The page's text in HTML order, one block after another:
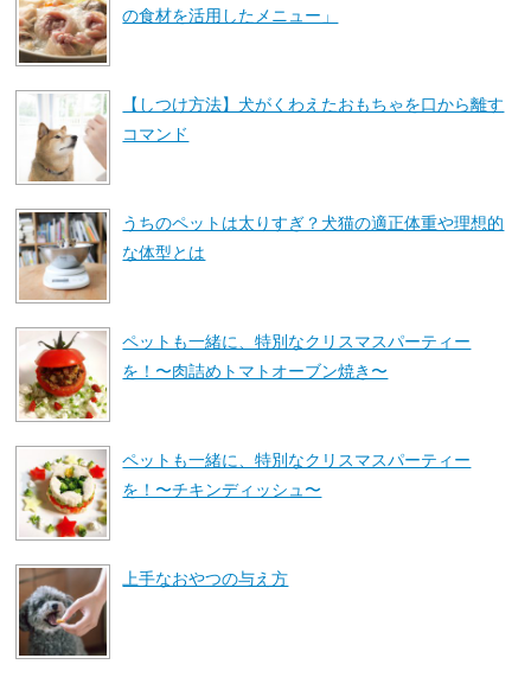
の食材を活用したメニュー」
【しつけ方法】犬がくわえたおもちゃを口から離す
コマンド
うちのペットは太りすぎ？犬猫の適正体重や理想的
な体型とは
ペットも一緒に、特別なクリスマスパーティー
を！〜肉詰めトマトオーブン焼き〜
ペットも一緒に、特別なクリスマスパーティー
を！〜チキンディッシュ〜
上手なおやつの与え方